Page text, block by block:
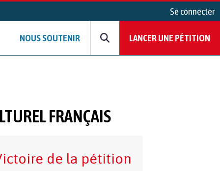
Se connecter
NOUS SOUTENIR LANCER UNE PÉTITION
FRANÇAIS
de la pétition